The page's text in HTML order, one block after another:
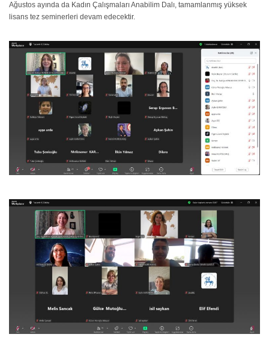
Ağustos ayında da Kadın Çalışmaları Anabilim Dalı, tamamlanmış yüksek
lisans tez seminerleri devam edecektir.